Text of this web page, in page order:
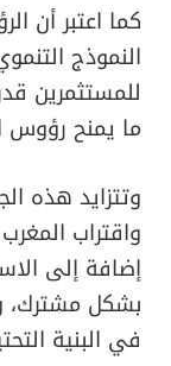
كما اعتبر أن
النموذج
للمستثمرين
ما يمنح رؤوس
وتتزايد هذه
بشكل مشترك،
في البنية